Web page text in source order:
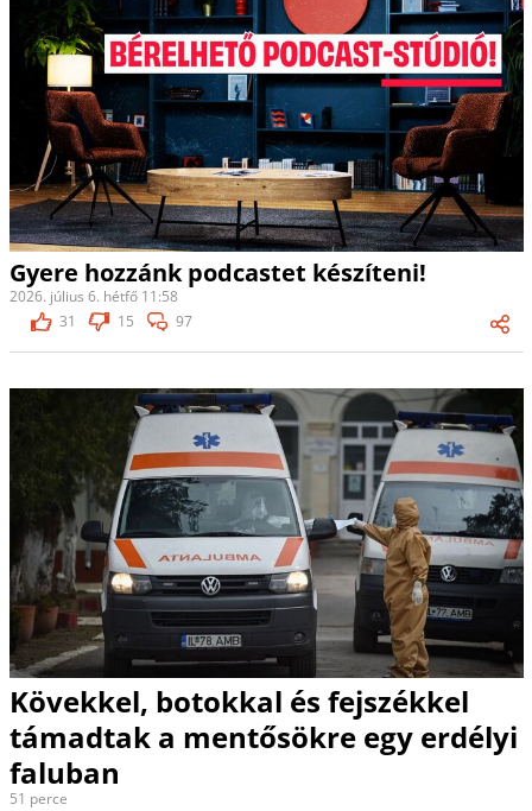
Gyere hozzánk podcastet készíteni!
2026. július 6. hétfő 11:58
31
15 97
Kövekkel, botokkal és fejszékkel
támadtak a mentősökre egy erdélyi
faluban
51 perce